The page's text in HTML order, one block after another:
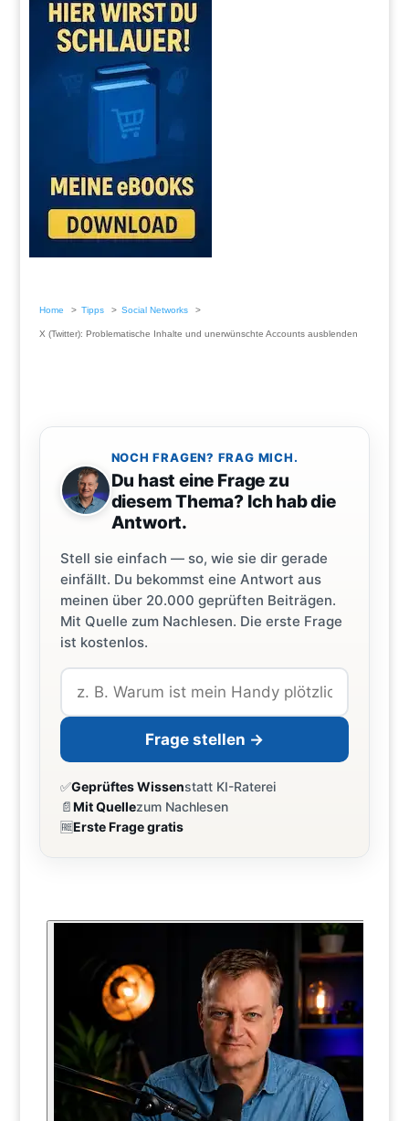
Home Tipps Social Networks
X (Twitter): Problematische Inhalte und unerwünschte Accounts ausblenden
NOCH FRAGEN? FRAG MICH.
Du hast eine Frage zu
diesem Thema? Ich hab die
Antwort.
Stell sie einfach — so, wie sie dir gerade
einfällt. Du bekommst eine Antwort aus
meinen über 20.000 geprüften Beiträgen.
Mit Quelle zum Nachlesen. Die erste Frage
ist kostenlos.
Frage stellen →
✅Geprüftes Wissenstatt KI-Raterei
📄Mit Quellezum Nachlesen
🆓Erste Frage gratis